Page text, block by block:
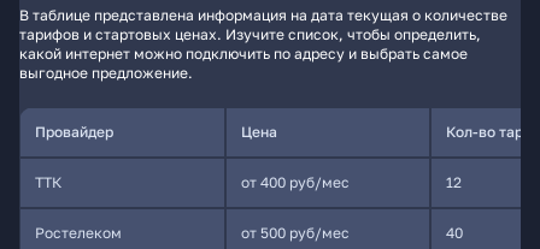
В таблице представлена информация на дата текущая о количестве
тарифов и стартовых ценах. Изучите список, чтобы определить,
какой интернет можно подключить по адресу и выбрать самое
выгодное предложение.
Провайдер Цена Кол-во
ТТК от 400 руб/мес 12
Ростелеком от 500 руб/мес 40